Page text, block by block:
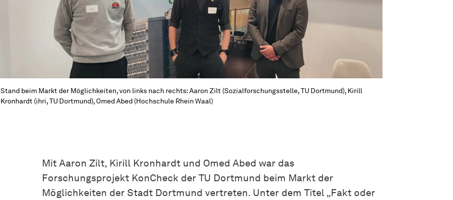
Stand beim Markt der Möglichkeiten, von links nach rechts: Aaron Zilt (Sozial­forschungs­stelle, TU Dortmund), Kirill
Kronhardt (ihri, TU Dortmund), Omed Abed (Hochschule Rhein Waal)
Mit Aaron Zilt, Kirill Kronhardt und Omed Abed war das
Forschungsprojekt KonCheck der TU Dortmund beim Markt der
Möglichkeiten der Stadt Dortmund vertreten. Unter dem Titel „Fakt oder